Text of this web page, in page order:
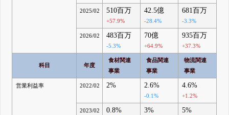
2025/02 510百万
+57.9%
42.5億
-28.4%
681百万
-3.3%
2026/02 483百万
-5.3%
70億
+64.9%
935百万
+37.3%
科目 年度
食材関連
事業
食品関連
事業
物流関連
事業
営業利益率 2022/02 2% 2.6%
-0.1%
4.6%
+1.2%
2023/02 0.8% 3% 5%